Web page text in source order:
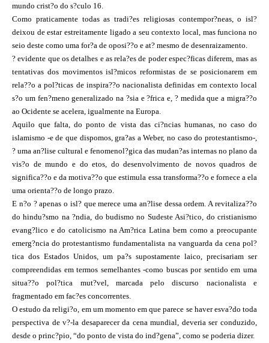
mundo crist?o do s?culo 16.
Como praticamente todas as tradi?es religiosas contempor?neas, o isl?
deixou de estar estreitamente ligado a seu contexto local, mas funciona no
seio deste como uma for?a de oposi??o e at? mesmo de desenraizamento.
? evidente que os detalhes e as rela?es de poder espec?ficas diferem, mas as
tentativas dos movimentos isl?micos reformistas de se posicionarem em
rela??o a pol?ticas de inspira??o nacionalista definidas em contexto local
s?o um fen?meno generalizado na ?sia e ?frica e, ? medida que a migra??o
ao Ocidente se acelera, igualmente na Europa.
Aquilo que falta, do ponto de vista das ci?ncias humanas, no caso do
islamismo -e de que dispomos, gra?as a Weber, no caso do protestantismo-,
? uma an?lise cultural e fenomenol?gica das mudan?as internas no plano da
vis?o de mundo e do etos, do desenvolvimento de novos quadros de
significa??o e da motiva??o que estimula essa transforma??o e fornece a ela
uma orienta??o de longo prazo.
E n?o ? apenas o isl? que merece uma an?lise dessa ordem. A revitaliza??o
do hindu?smo na ?ndia, do budismo no Sudeste Asi?tico, do cristianismo
evang?lico e do catolicismo na Am?rica Latina bem como a preocupante
emerg?ncia do protestantismo fundamentalista na vanguarda da cena pol?
tica dos Estados Unidos, um pa?s supostamente laico, precisariam ser
compreendidas em termos semelhantes -como buscas por sentido em uma
situa??o pol?tica mut?vel, marcada pelo discurso nacionalista e
fragmentado em fac?es concorrentes.
O estudo da religi?o, em um momento em que parece se haver esva?do toda
perspectiva de v?-la desaparecer da cena mundial, deveria ser conduzido,
desde o princ?pio, “do ponto de vista do ind?gena”, como se poderia dizer.